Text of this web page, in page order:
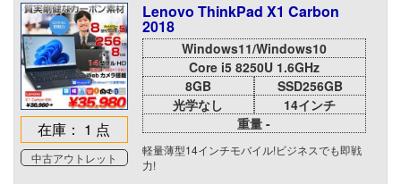
在庫： 1 点
中古アウトレット
Lenovo ThinkPad X1 Carbon
2018
Windows11/Windows10
Core i5 8250U 1.6GHz
8GB
SSD256GB
光学なし
14インチ
重量 -
軽量薄型14インチモバイル!ビジネスでも即戦
力!